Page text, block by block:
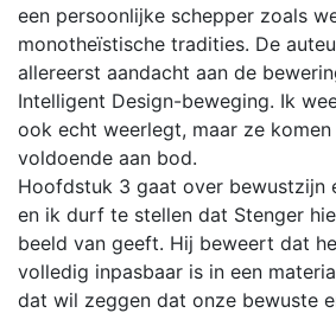
een persoonlijke schepper zoals
monotheïstische tradities. De
allereerst aandacht aan de
Intelligent Design-beweging. Ik
ook echt weerlegt, maar ze
voldoende aan bod.
Hoofdstuk 3 gaat over bewustzijn
en ik durf te stellen dat Stenger
beeld van geeft. Hij beweert dat
volledig inpasbaar is in een
dat wil zeggen dat onze bewuste